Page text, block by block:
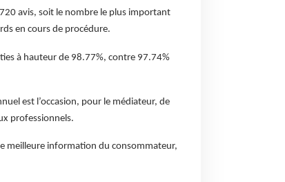
avis, soit le nombre le plus important
en cours de procédure.
à hauteur de 98.77%, contre 97.74%
est l’occasion, pour le médiateur, de
professionnels.
meilleure information du consommateur,